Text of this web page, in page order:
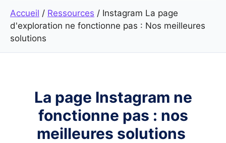
Accueil / Ressources / Instagram La page
d'exploration ne fonctionne pas : Nos meilleures
solutions
La page Instagram ne
fonctionne pas : nos
meilleures solutions